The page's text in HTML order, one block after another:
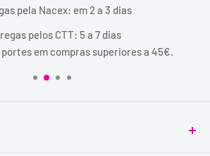
pela Nacex: em 2 a 3 dias
pelos CTT: 5 a 7 dias
portes em compras superiores a 45€.